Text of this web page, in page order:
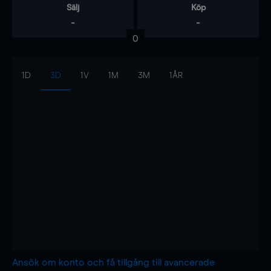
Sälj
-
Köp
-
0
1D 3D 1V 1M 3M 1ÅR
Ansök om konto och få tillgång till avancerade